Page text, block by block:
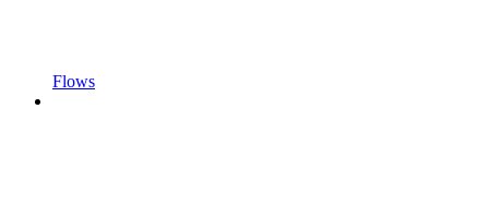
Flows